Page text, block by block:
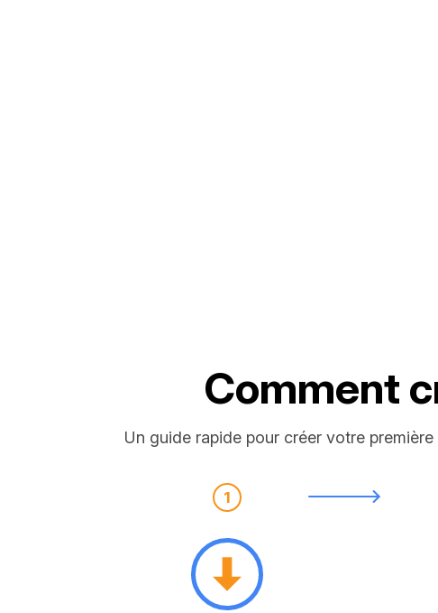
Comment
Un guide rapide pour créer votre